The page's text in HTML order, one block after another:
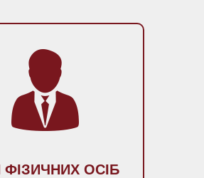
ФIЗИЧНИХ ОСIБ